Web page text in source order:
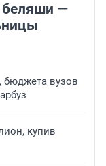
беляши —
бюджета вузов
купив